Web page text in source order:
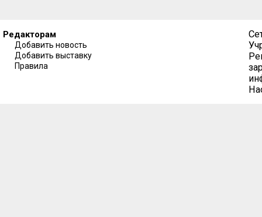
Редакторам
Добавить новость
Добавить выставку
Правила